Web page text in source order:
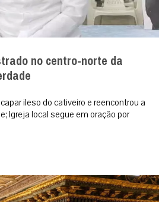
no centro-norte da
ileso do cativeiro e reencontrou a
Igreja local segue em oração por